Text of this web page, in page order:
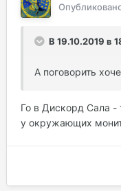
В 19.10.2019 в
А поговорить
Го в Дискорд Сала -
у окружающих